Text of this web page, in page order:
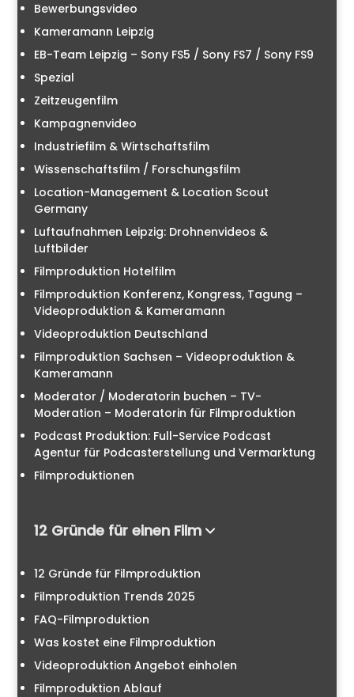
Bewerbungsvideo
Kameramann Leipzig
EB-Team Leipzig – Sony FS5 / Sony FS7 / Sony FS9
Spezial
Zeitzeugenfilm
Kampagnenvideo
Industriefilm & Wirtschaftsfilm
Wissenschaftsfilm / Forschungsfilm
Location-Management & Location Scout
Germany
Luftaufnahmen Leipzig: Drohnenvideos &
Luftbilder
Filmproduktion Hotelfilm
Filmproduktion Konferenz, Kongress, Tagung –
Videoproduktion & Kameramann
Videoproduktion Deutschland
Filmproduktion Sachsen – Videoproduktion &
Kameramann
Moderator / Moderatorin buchen – TV-
Moderation – Moderatorin für Filmproduktion
Podcast Produktion: Full-Service Podcast
Agentur für Podcasterstellung und Vermarktung
Filmproduktionen
12 Gründe für einen Film
12 Gründe für Filmproduktion
Filmproduktion Trends 2025
FAQ-Filmproduktion
Was kostet eine Filmproduktion
Videoproduktion Angebot einholen
Filmproduktion Ablauf